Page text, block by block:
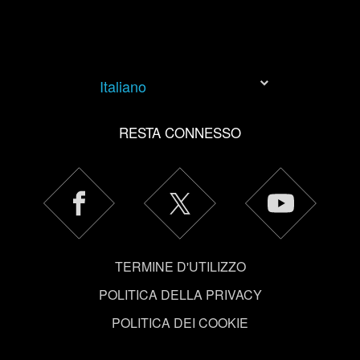
autorizzazione.
impostare le tue preferenze sono disponibili nel menu
Italiano
RESTA CONNESSO
TERMINE D'UTILIZZO
POLITICA DELLA PRIVACY
POLITICA DEI COOKIE